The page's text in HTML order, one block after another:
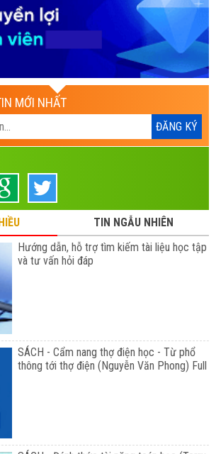
MỚI NHẤT
TIN NGẪU NHIÊN
Hướng dẫn, hỗ trợ tìm kiếm tài liệu học tập
và tư vấn hỏi đáp
SÁCH - Cẩm nang thợ điện học - Từ phổ
thông tới thợ điện (Nguyễn Văn Phong) Full